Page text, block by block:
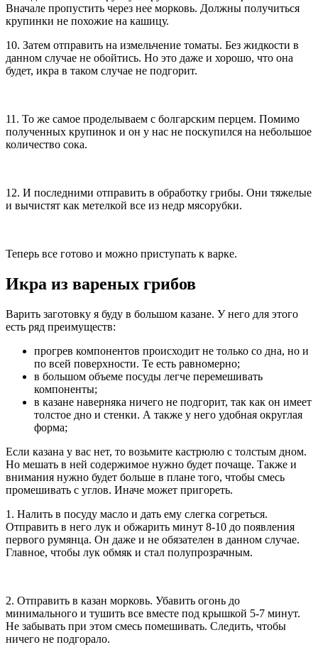
Вначале пропустить через нее морковь. Должны получиться
крупинки не похожие на кашицу.
10. Затем отправить на измельчение томаты. Без жидкости в
данном случае не обойтись. Но это даже и хорошо, что она
будет, икра в таком случае не подгорит.
11. То же самое проделываем с болгарским перцем. Помимо
полученных крупинок и он у нас не поскупился на небольшое
количество сока.
12. И последними отправить в обработку грибы. Они тяжелые
и вычистят как метелкой все из недр мясорубки.
Теперь все готово и можно приступать к варке.
Икра из вареных грибов
Варить заготовку я буду в большом казане. У него для этого
есть ряд преимуществ:
прогрев компонентов происходит не только со дна, но и
по всей поверхности. Те есть равномерно;
в большом объеме посуды легче перемешивать
компоненты;
в казане наверняка ничего не подгорит, так как он имеет
толстое дно и стенки. А также у него удобная округлая
форма;
Если казана у вас нет, то возьмите кастрюлю с толстым дном.
Но мешать в ней содержимое нужно будет почаще. Также и
внимания нужно будет больше в плане того, чтобы смесь
промешивать с углов. Иначе может пригореть.
1. Налить в посуду масло и дать ему слегка согреться.
Отправить в него лук и обжарить минут 8-10 до появления
первого румянца. Он даже и не обязателен в данном случае.
Главное, чтобы лук обмяк и стал полупрозрачным.
2. Отправить в казан морковь. Убавить огонь до
минимального и тушить все вместе под крышкой 5-7 минут.
Не забывать при этом смесь помешивать. Следить, чтобы
ничего не подгорало.